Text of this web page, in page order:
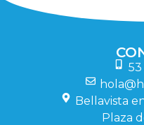
Bellavista
Plaza